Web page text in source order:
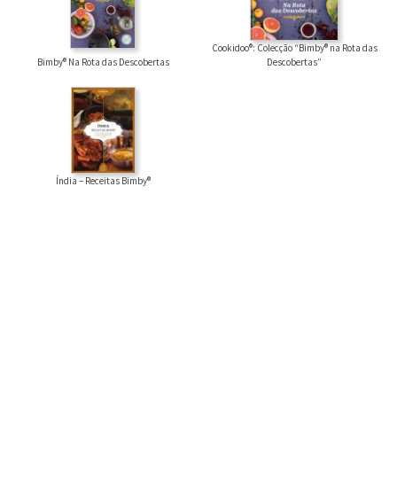
Bimby® Na Rota das Descobertas
Cookidoo®: Colecção “Bimby® na Rota das
Descobertas”
Índia – Receitas Bimby®